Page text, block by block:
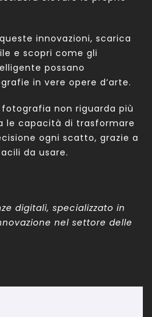
innovazioni, scarica
e scopri come gli
possano
in vere opere d’arte.
non riguarda più
le capacità di trasformare
ogni scatto, grazie a
da usare.
digitali, specializzato in
nel settore delle